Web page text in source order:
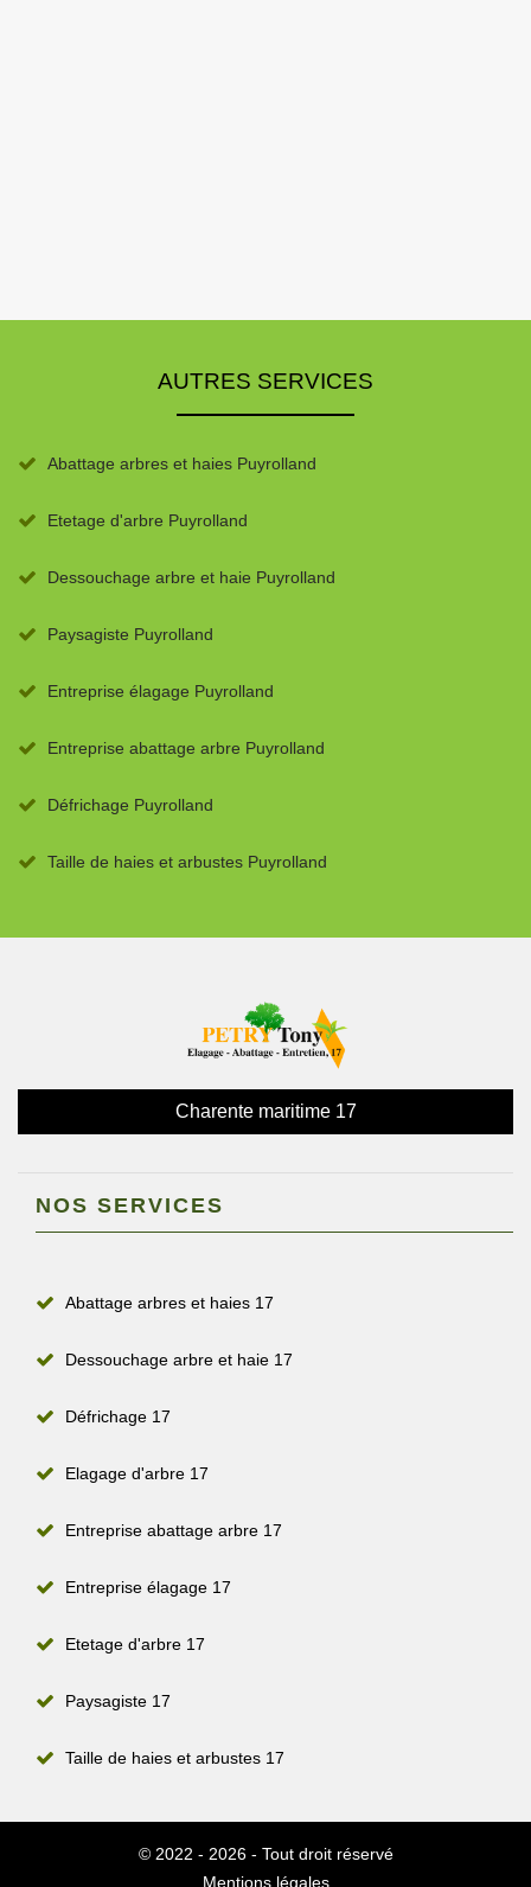
AUTRES SERVICES
Abattage arbres et haies Puyrolland
Etetage d'arbre Puyrolland
Dessouchage arbre et haie Puyrolland
Paysagiste Puyrolland
Entreprise élagage Puyrolland
Entreprise abattage arbre Puyrolland
Défrichage Puyrolland
Taille de haies et arbustes Puyrolland
Charente maritime 17
NOS SERVICES
Abattage arbres et haies 17
Dessouchage arbre et haie 17
Défrichage 17
Elagage d'arbre 17
Entreprise abattage arbre 17
Entreprise élagage 17
Etetage d'arbre 17
Paysagiste 17
Taille de haies et arbustes 17
© 2022 - 2026 - Tout droit réservé
Mentions légales